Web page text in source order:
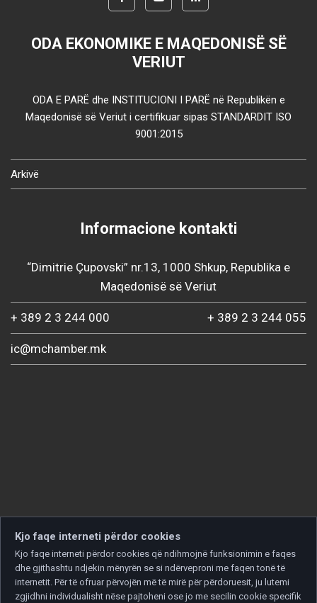
ODA EKONOMIKE E MAQEDONISË SË
VERIUT
ODA E PARË dhe INSTITUCIONI I PARË në Republikën e
Maqedonisë së Veriut i certifikuar sipas STANDARDIT ISO
9001:2015
Arkivë
Informacione kontakti
“Dimitrie Çupovski” nr.13, 1000 Shkup, Republika e
Maqedonisë së Veriut
+ 389 2 3 244 000 + 389 2 3 244 055
ic@mchamber.mk
Kjo faqe interneti përdor cookies
Kjo faqe interneti përdor cookies që ndihmojnë funksionimin e faqes
dhe gjithashtu ndjekin mënyrën se si ndërveproni me faqen tonë të
internetit. Për të ofruar përvojën më të mirë për përdoruesit, ju lutemi
zgjidhni individualisht nëse pajtoheni ose jo me secilin cookie specifik